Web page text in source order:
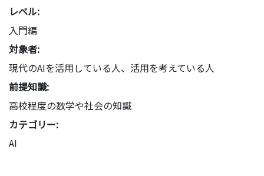
レベル:
入門編
対象者:
現代のAIを活用している人、活用を考えている人
前提知識:
高校程度の数学や社会の知識
カテゴリー:
AI